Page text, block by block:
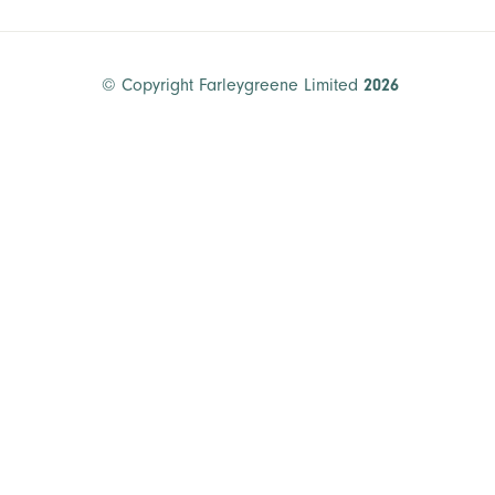
© Copyright Farleygreene Limited 2026